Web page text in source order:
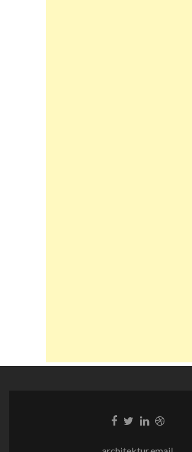
Facebook-
Twitter-
LinkedIn-
Dribble-